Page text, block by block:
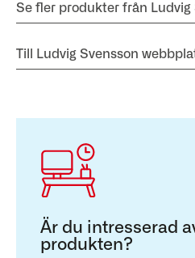
Se fler produkter från Ludvig
Till Ludvig Svensson
Är du intresserad
produkten?